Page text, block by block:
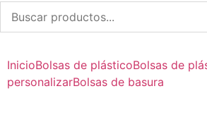
InicioBolsas de plásticoBolsas de
personalizarBolsas de basura